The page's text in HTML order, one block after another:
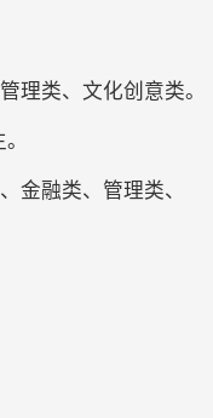
理类、文化创意类。
金融类、管理类、